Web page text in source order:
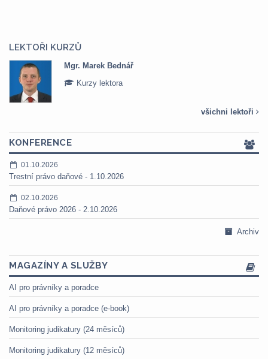
LEKTOŘI KURZŮ
Mgr. Marek Bednář
Kurzy lektora
všichni lektoři
KONFERENCE
01.10.2026
Trestní právo daňové - 1.10.2026
02.10.2026
Daňové právo 2026 - 2.10.2026
Archiv
MAGAZÍNY A SLUŽBY
AI pro právníky a poradce
AI pro právníky a poradce (e-book)
Monitoring judikatury (24 měsíců)
Monitoring judikatury (12 měsíců)